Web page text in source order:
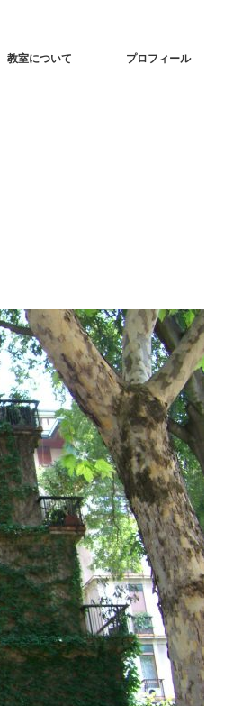
教室について プロフィール